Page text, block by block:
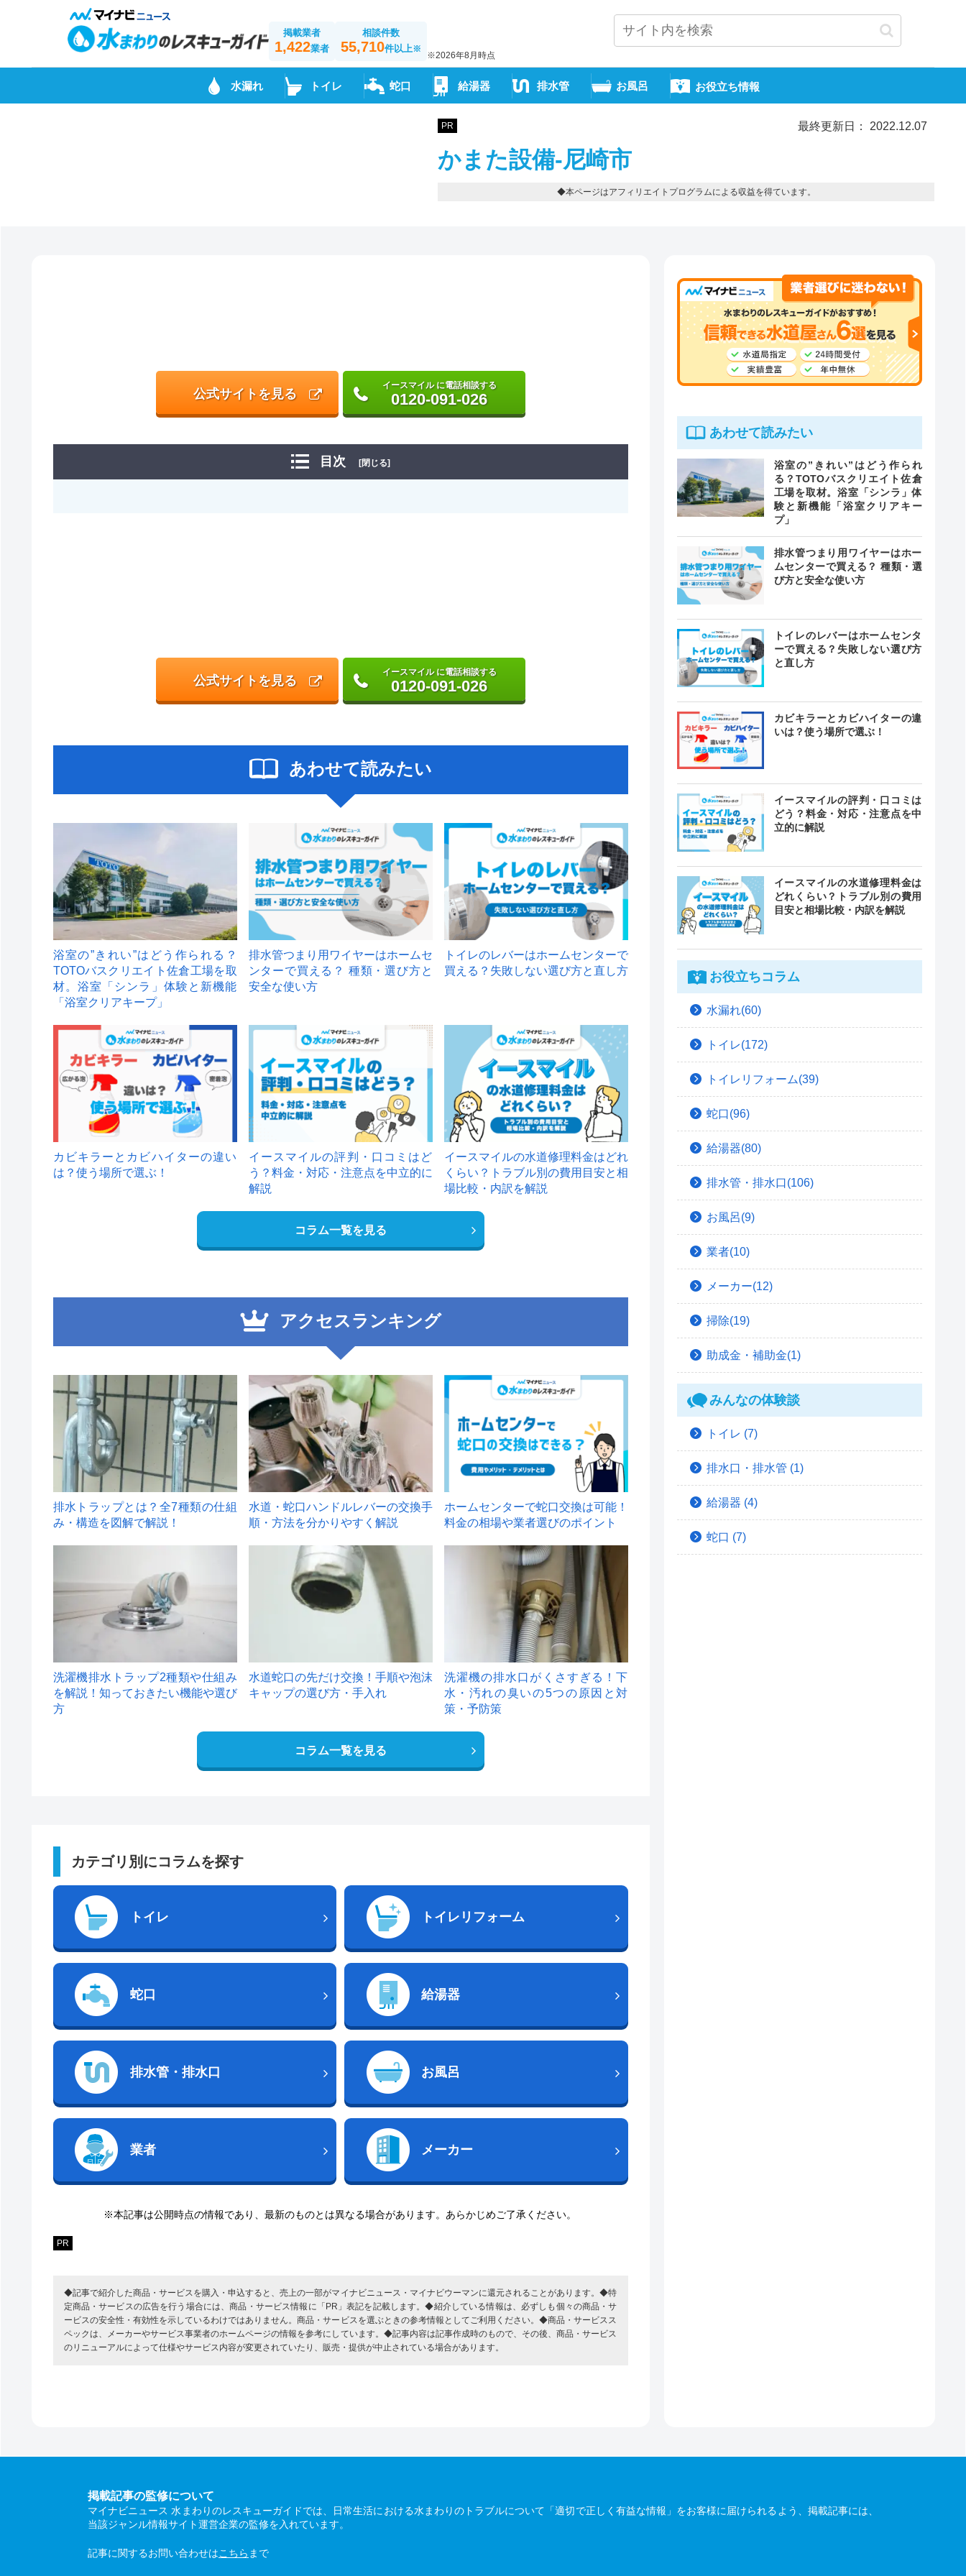
掲載業者
1,422業者
相談件数
55,710件以上※
※2026年8月時点
水漏れ トイレ 蛇口 給湯器 排水管 お風呂 お役立ち情報
PR 最終更新日： 2022.12.07
かまた設備-尼崎市
◆本ページはアフィリエイトプログラムによる収益を得ています。
公式サイトを見る
イースマイル に電話相談する
0120-091-026
目次 [閉じる]
公式サイトを見る
イースマイル に電話相談する
0120-091-026
あわせて読みたい
浴室の”きれい”はどう作られる？
TOTOバスクリエイト佐倉工場を取
材。浴室「シンラ」体験と新機能
「浴室クリアキープ」
排水管つまり用ワイヤーはホームセ
ンターで買える？ 種類・選び方と
安全な使い方
トイレのレバーはホームセンターで
買える？失敗しない選び方と直し方
カビキラーとカビハイターの違い
は？使う場所で選ぶ！
イースマイルの評判・口コミはど
う？料金・対応・注意点を中立的に
解説
イースマイルの水道修理料金はどれ
くらい？トラブル別の費用目安と相
場比較・内訳を解説
コラム一覧を見る
アクセスランキング
1
排水トラップとは？全7種類の仕組
み・構造を図解で解説！
2
水道・蛇口ハンドルレバーの交換手
順・方法を分かりやすく解説
ホームセンターで蛇口交換は可能！
料金の相場や業者選びのポイント
洗濯機排水トラップ2種類や仕組み
を解説！知っておきたい機能や選び
方
水道蛇口の先だけ交換！手順や泡沫
キャップの選び方・手入れ
洗濯機の排水口がくさすぎる！下
水・汚れの臭いの5つの原因と対
策・予防策
コラム一覧を見る
カテゴリ別にコラムを探す
トイレ トイレリフォーム
蛇口 給湯器
排水管・排水口 お風呂
業者 メーカー
※本記事は公開時点の情報であり、最新のものとは異なる場合があります。あらかじめご了承ください。
PR
◆記事で紹介した商品・サービスを購入・申込すると、売上の一部がマイナビニュース・マイナビウーマンに還元されることがあります。◆特
定商品・サービスの広告を行う場合には、商品・サービス情報に「PR」表記を記載します。◆紹介している情報は、必ずしも個々の商品・サ
ービスの安全性・有効性を示しているわけではありません。商品・サービスを選ぶときの参考情報としてご利用ください。◆商品・サービスス
ペックは、メーカーやサービス事業者のホームページの情報を参考にしています。◆記事内容は記事作成時のもので、その後、商品・サービス
のリニューアルによって仕様やサービス内容が変更されていたり、販売・提供が中止されている場合があります。
あわせて読みたい
浴室の”きれい”はどう作られ
る？TOTOバスクリエイト佐倉
工場を取材。浴室「シンラ」体
験と新機能「浴室クリアキー
プ」
排水管つまり用ワイヤーはホー
ムセンターで買える？ 種類・選
び方と安全な使い方
トイレのレバーはホームセンタ
ーで買える？失敗しない選び方
と直し方
カビキラーとカビハイターの違
いは？使う場所で選ぶ！
イースマイルの評判・口コミは
どう？料金・対応・注意点を中
立的に解説
イースマイルの水道修理料金は
どれくらい？トラブル別の費用
目安と相場比較・内訳を解説
お役立ちコラム
水漏れ(60)
トイレ(172)
トイレリフォーム(39)
蛇口(96)
給湯器(80)
排水管・排水口(106)
お風呂(9)
業者(10)
メーカー(12)
掃除(19)
助成金・補助金(1)
みんなの体験談
トイレ (7)
排水口・排水管 (1)
給湯器 (4)
蛇口 (7)
掲載記事の監修について
マイナビニュース 水まわりのレスキューガイドでは、日常生活における水まわりのトラブルについて「適切で正しく有益な情報」をお客様に届けられるよう、掲載記事には、
当該ジャンル情報サイト運営企業の監修を入れています。
記事に関するお問い合わせはこちら まで